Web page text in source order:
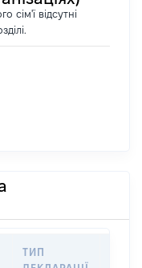
сім'ї відсутні
ТИП